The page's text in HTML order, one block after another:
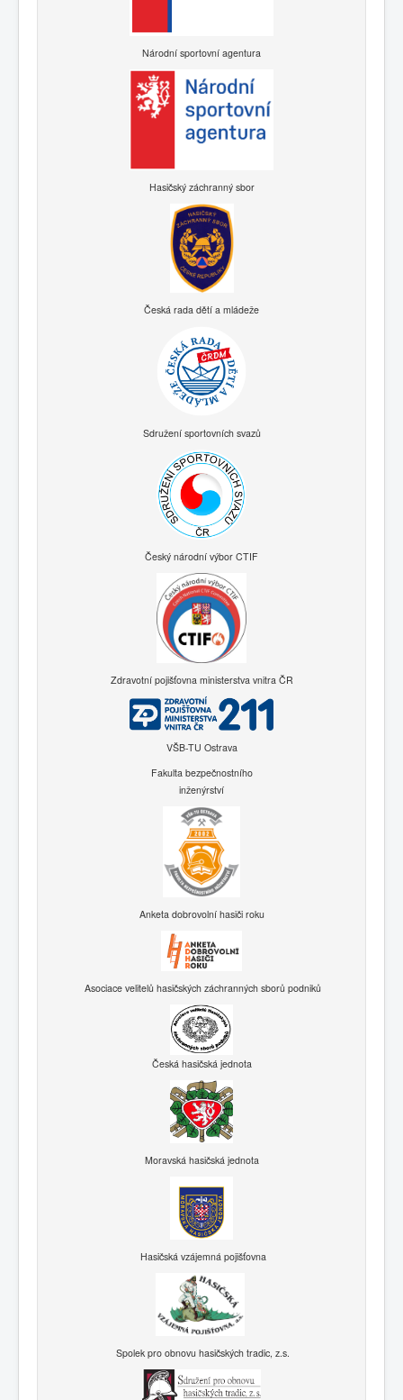
Národní sportovní agentura
Hasičský záchranný sbor
Česká rada dětí a mládeže
Sdružení sportovních svazů
Český národní výbor CTIF
Zdravotní pojišťovna ministerstva vnitra ČR
VŠB-TU Ostrava
Fakulta bezpečnostního
inženýrství
Anketa dobrovolní hasiči roku
Asociace velitelů hasičských záchranných sborů podniků
Česká hasičská jednota
Moravská hasičská jednota
Hasičská vzájemná pojišťovna
Spolek pro obnovu hasičských tradic, z.s.